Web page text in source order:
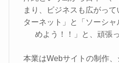
まり、ビジネスも広がっ
ターネット」と「ソーシ
めよう！！」と、頑張
本業はWebサイトの制作、